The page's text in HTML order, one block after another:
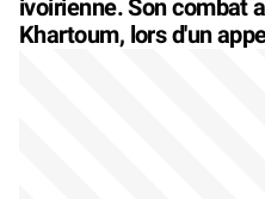
ivoirienne. Son combat
Khartoum, lors d'un